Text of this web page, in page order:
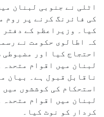
اٹلی نے جنوبی لبنان
کی فائرنگ کرنے پر روم
کیا۔ وزیراعظم کے دفتر
کہ اطالوی حکومت نے
احتجاج کیا اور مضبوطی
لبنان میں اقوام متحدہ
ناقابل قبول ہے۔ بیان
استحکام کی کوششوں
لبنان میں اقوام
کردار کو نوٹ کیا۔